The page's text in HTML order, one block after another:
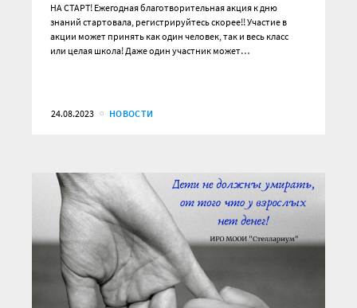
НА СТАРТ! Ежегодная благотворительная акция к дню
знаний стартовала, регистрируйтесь скорее!! Участие в
акции может принять как один человек, так и весь класс
или целая школа! Даже один участник может…
24.08.2023 НОВОСТИ